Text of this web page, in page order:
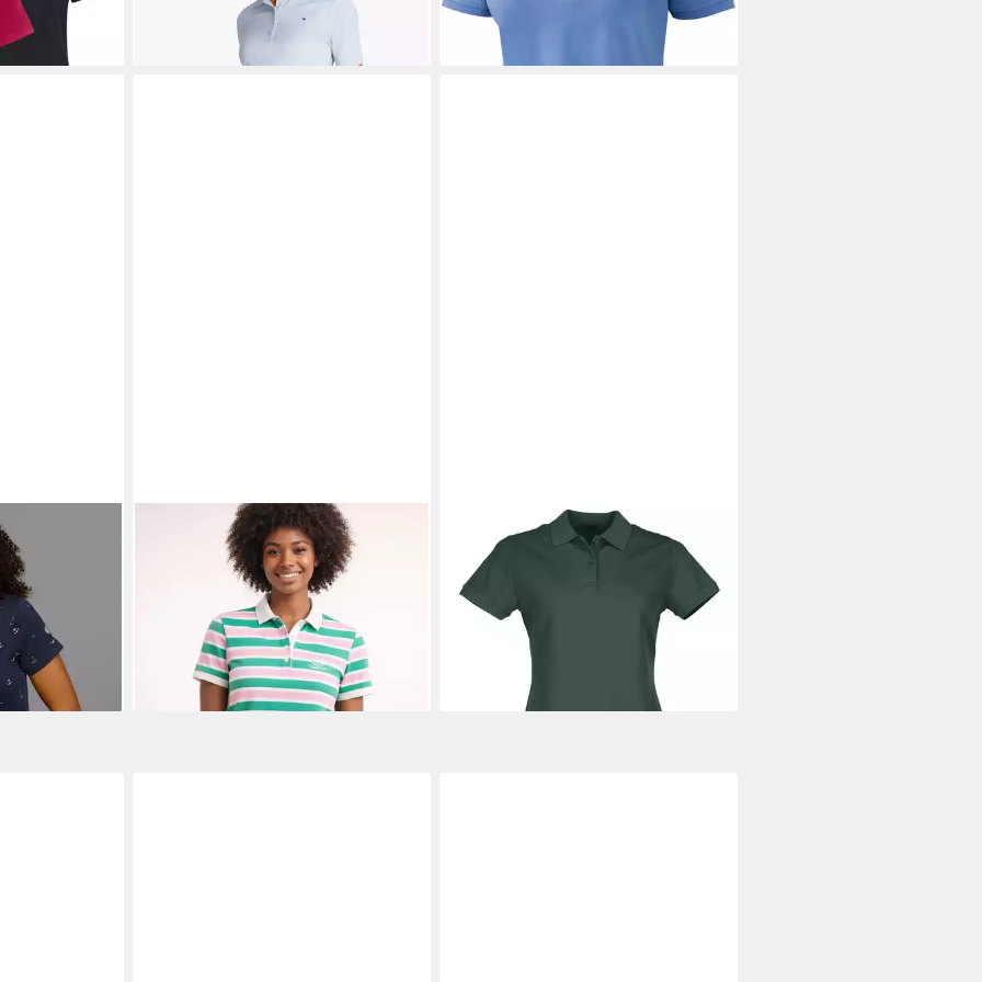
Kurzarm,
Druck,
KANGAROOS
Poloshirt mit vielen
Details & Branding
UVP34,99 €
FRUIT OF THE LOOM
Poloshirt Fruit
of the Loom Premium Polo Lady-Fit
6,53 €